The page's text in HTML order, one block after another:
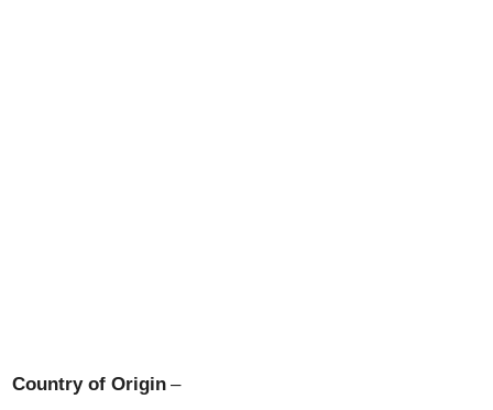
Country of Origin –